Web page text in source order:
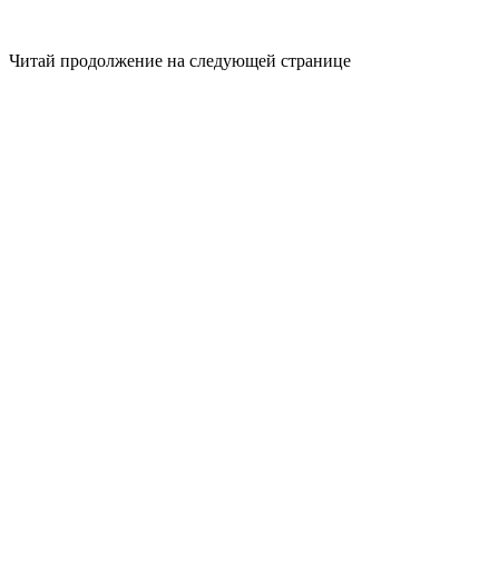
Читай продолжение на следующей странице